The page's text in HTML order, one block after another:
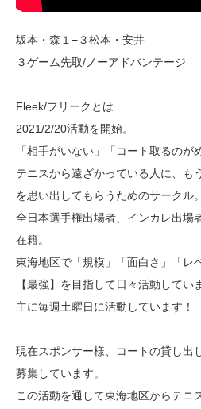
坂本・森１−３松本・安井
３ゲーム先取/ノーアドバンテージ
Fleek/フリークとは
2021/2/20活動を開始。
「相手がいない」「コート取るの
テニスから遠ざかっている人に、も
を思い出してもらうためのサークル。
全日本選手権出場者、インカレ出場
在籍。
東海地区で「規模」「面白さ」「レ
【最強】を目指して日々活動してい
主に毎週土曜日に活動しています！
現在スポンサー様、コートの貸し出
募集しています。
この活動を通して東海地区からテニ